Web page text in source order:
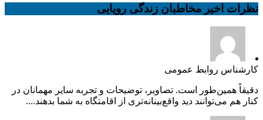
نظرات اخیر مخاطبان زندگی رویایی
کارشناس روابط عمومی
دقیقاً همین‌طور است. تصاویر، توضیحات و تجربه سایر مهمانان در
کنار هم می‌توانند دید واقع‌بینانه‌تری از اقامتگاه به شما بدهند....